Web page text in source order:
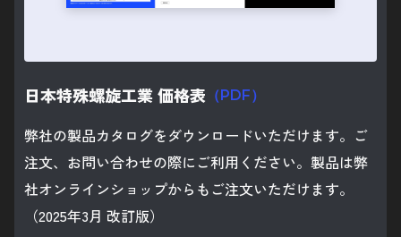
日本特殊螺旋工業 価格表 （PDF）
弊社の製品カタログをダウンロードいただけます。ご
注文、お問い合わせの際にご利用ください。製品は弊
社オンラインショップからもご注文いただけます。
（2025年3月 改訂版）